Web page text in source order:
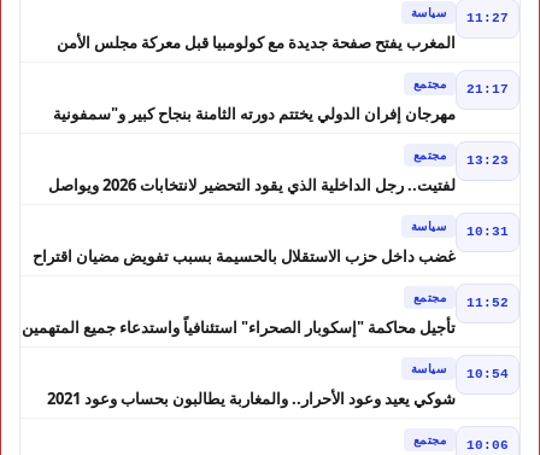
11:27 سياسة
المغرب يفتح صفحة جديدة مع كولومبيا قبل معركة مجلس الأمن
21:17 مجتمع
مهرجان إفران الدولي يختتم دورته الثامنة بنجاح كبير و"سمفونية
13:23 مجتمع
لفتيت.. رجل الداخلية الذي يقود التحضير لانتخابات 2026 ويواصل
10:31 سياسة
غضب داخل حزب الاستقلال بالحسيمة بسبب تفويض مضيان اقتراح
11:52 مجتمع
تأجيل محاكمة "إسكوبار الصحراء" استئنافياً واستدعاء جميع المتهمين
10:54 سياسة
شوكي يعيد وعود الأحرار.. والمغاربة يطالبون بحساب وعود 2021
10:06 مجتمع